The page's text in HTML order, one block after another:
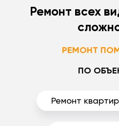
Ремонт всех
РЕМОНТ
ПО
Ремонт